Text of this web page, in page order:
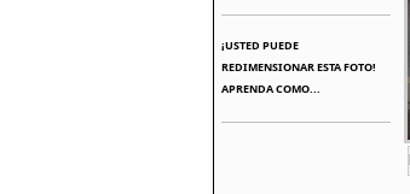
¡USTED PUEDE
REDIMENSIONAR ESTA FOTO!
APRENDA COMO...